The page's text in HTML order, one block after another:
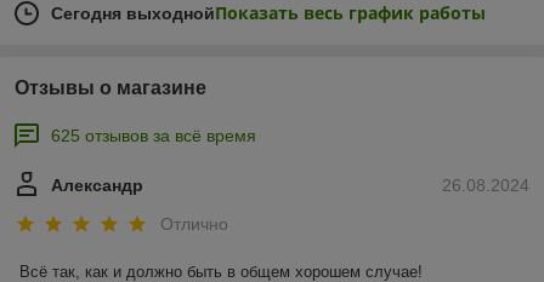
Сегодня выходнойПоказать весь график работы
Отзывы о магазине
625 отзывов за всё время
26.08.2024
Александр
Отлично
Всё так, как и должно быть в общем хорошем случае!